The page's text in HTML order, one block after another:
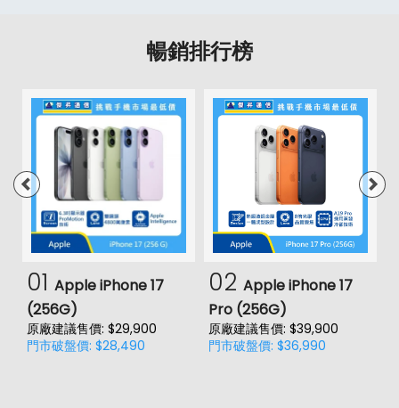
暢銷排行榜
01 Apple iPhone 17
(256G)
原廠建議售價: $29,900
門市破盤價: $28,490
02 Apple iPhone 17
Pro (256G)
原廠建議售價: $39,900
門市破盤價: $36,990